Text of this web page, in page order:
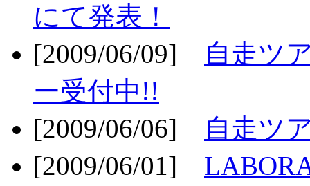
にて発表！
[2009/06/09]
自走ツ
ー受付中!!
[2009/06/06]
自走ツ
[2009/06/01]